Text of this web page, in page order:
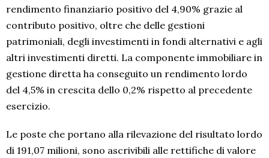
rendimento finanziario positivo del 4,90% grazie al
contributo positivo, oltre che delle gestioni
patrimoniali, degli investimenti in fondi alternativi e agli
altri investimenti diretti. La componente immobiliare in
gestione diretta ha conseguito un rendimento lordo
del 4,5% in crescita dello 0,2% rispetto al precedente
esercizio.
Le poste che portano alla rilevazione del risultato lordo
di 191,07 milioni, sono ascrivibili alle rettifiche di valore